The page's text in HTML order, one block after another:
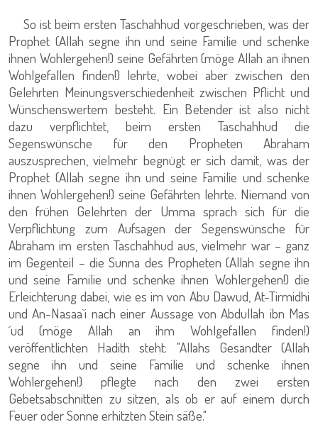
So ist beim ersten Taschahhud vorgeschrieben, was der
Prophet (Allah segne ihn und seine Familie und schenke
ihnen Wohlergehen!) seine Gefährten (möge Allah an ihnen
Wohlgefallen finden!) lehrte, wobei aber zwischen den
Gelehrten Meinungsverschiedenheit zwischen Pflicht und
Wünschenswertem besteht. Ein Betender ist also nicht
dazu verpflichtet, beim ersten Taschahhud die
Segenswünsche für den Propheten Abraham
auszusprechen, vielmehr begnügt er sich damit, was der
Prophet (Allah segne ihn und seine Familie und schenke
ihnen Wohlergehen!) seine Gefährten lehrte. Niemand von
den frühen Gelehrten der Umma sprach sich für die
Verpflichtung zum Aufsagen der Segenswünsche für
Abraham im ersten Taschahhud aus, vielmehr war – ganz
im Gegenteil – die Sunna des Propheten (Allah segne ihn
und seine Familie und schenke ihnen Wohlergehen!) die
Erleichterung dabei, wie es im von Abu Dawud, At-Tirmidhi
und An-Nasaa`i nach einer Aussage von Abdullah ibn Mas
´ud (möge Allah an ihm Wohlgefallen finden!)
veröffentlichten Hadith steht: "Allahs Gesandter (Allah
segne ihn und seine Familie und schenke ihnen
Wohlergehen!) pflegte nach den zwei ersten
Gebetsabschnitten zu sitzen, als ob er auf einem durch
Feuer oder Sonne erhitzten Stein säße."